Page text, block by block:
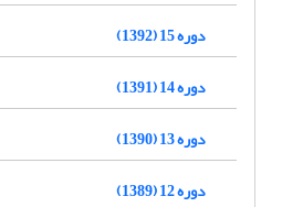
دوره 15 (1392)
دوره 14 (1391)
دوره 13 (1390)
دوره 12 (1389)